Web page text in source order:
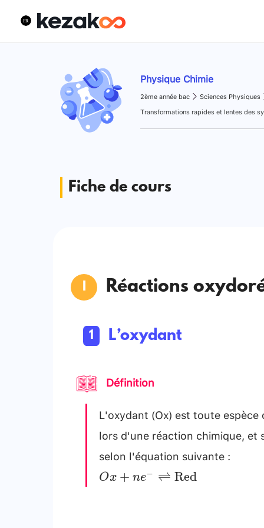
Physique Chimie
2ème année bac Sciences Physiques
Fiche de cours
Réactions
L’oxydant
Définition
L'oxydant (Ox) est toute
lors d'une réaction chimique, et
selon l'équation suivante :
O x+n e^{-}
Ox + ne− ⇌ Red